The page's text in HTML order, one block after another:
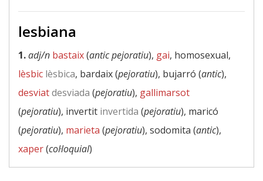
lesbiana
1.adj/n bastaix(antic pejoratiu), gai, homosexual,
lèsbic lèsbica, bardaix (pejoratiu), bujarró (antic),
desviatdesviada (pejoratiu), gallimarsot
(pejoratiu), invertit invertida (pejoratiu), maricó
(pejoratiu), marieta (pejoratiu), sodomita (antic),
xaper(col·loquial)